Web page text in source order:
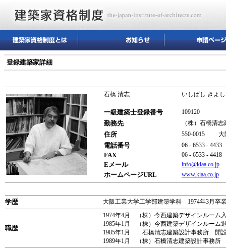
登録建築家詳細
石橋 清志 いしばし きよし
一級建築士登録番号 109120
勤務先 （株）石橋清
住所 550-0015 大阪
電話番号 06 - 6533 - 4433
FAX 06 - 6533 - 4418
Eメール info@kiaa.co.jp
ホームページURL www.kiaa.co.jp
学歴 大阪工業大学工学部建築学科 1974年3月卒
職歴
1974年4月 （株）今西建築デザインルーム
1985年1月 （株）今西建築デザインルーム
1985年1月 石橋清志建築設計事務所 開
1989年1月 （株）石橋清志建築設計事務所